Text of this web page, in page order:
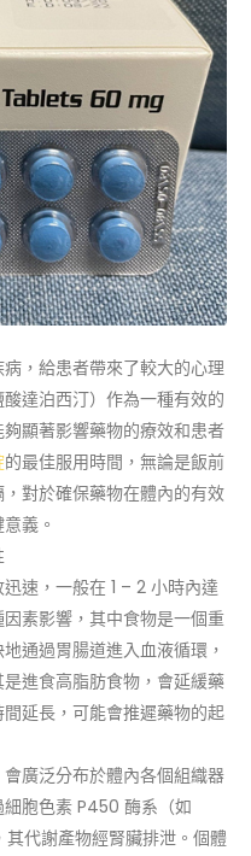
，給患者帶來了較大的心理
酸達泊西汀）作為一種有效的
顯著影響藥物的療效和患者
的最佳服用時間，無論是飯前
對於確保藥物在體內的有效
義。
速，一般在 1 – 2 小時內達
素影響，其中食物是一個重
通過胃腸道進入血液循環，
進食高脂肪食物，會延緩藥
延長，可能會推遲藥物的起
廣泛分布於體內各個組織器
胞色素 P450 酶系（如
代謝產物經腎臟排泄。個體